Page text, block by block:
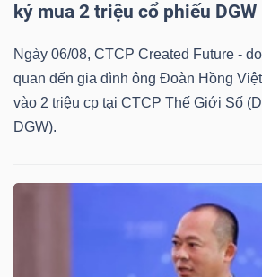
ký mua 2 triệu cổ phiếu DGW
Ngày 06/08, CTCP Created Future -
quan đến gia đình ông Đoàn Hồng
vào 2 triệu cp tại CTCP Thế Giới Số
DGW).
DỊCH
VỤ
TRUYỀN
THÔNG